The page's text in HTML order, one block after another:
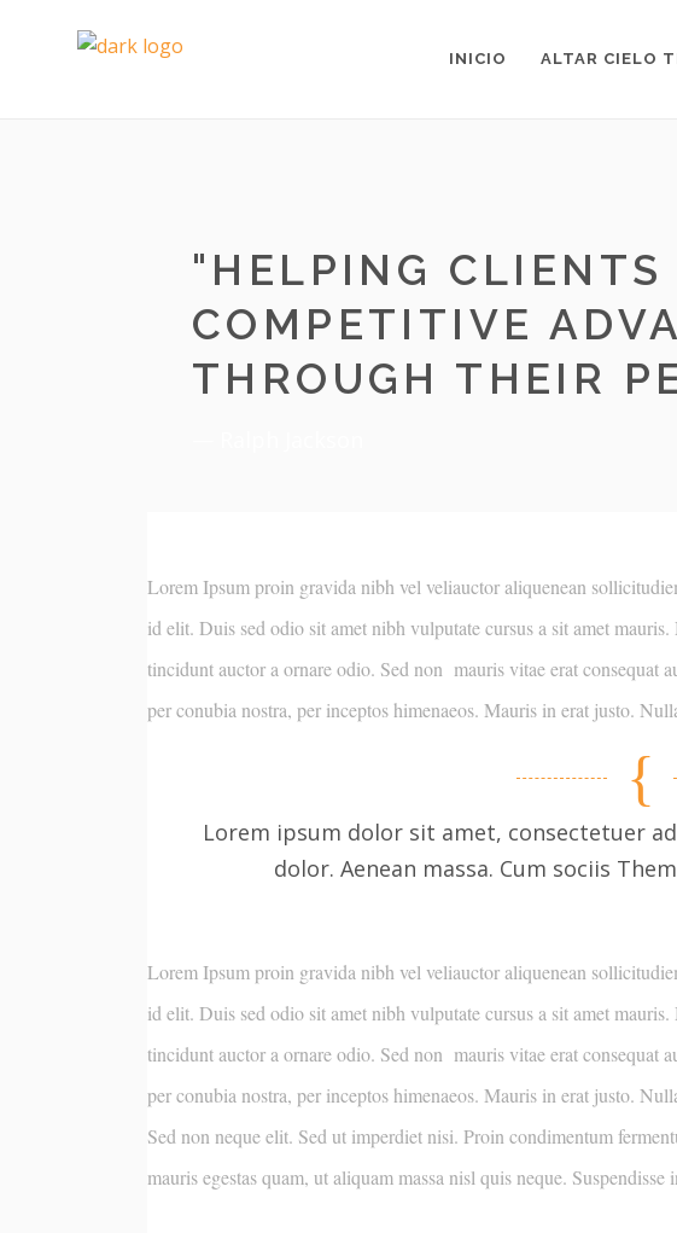
INICIO ALTAR CIELO
ALTAR CIELO TIERRA | AMILDE A. ZANASSI> WORKOUT >
" HELPING CLIENTS
COMPETITIVE
THROUGH THEIR
Lorem Ipsum proin gravida nibh vel veliauctor aliquenean
id elit. Duis sed odio sit amet nibh vulputate cursus a sit amet
tincidunt auctor a ornare odio. Sed non mauris vitae erat consequat
per conubia nostra, per inceptos himenaeos. Mauris in erat justo.
Lorem ipsum dolor sit amet, consectetuer
dolor. Aenean massa. Cum sociis
Lorem Ipsum proin gravida nibh vel veliauctor aliquenean
id elit. Duis sed odio sit amet nibh vulputate cursus a sit amet
tincidunt auctor a ornare odio. Sed non mauris vitae erat consequat
per conubia nostra, per inceptos himenaeos. Mauris in erat justo.
Sed non neque elit. Sed ut imperdiet nisi. Proin condimentum
mauris egestas quam, ut aliquam massa nisl quis neque.